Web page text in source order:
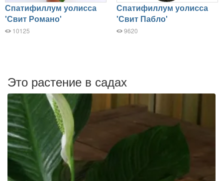
Спатифиллум уолисса
'Свит Романо'
10125
Спатифиллум уолисса
'Свит Пабло'
9620
Это растение в садах